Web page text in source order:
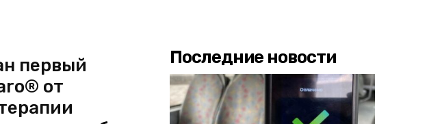
первый
от
Последние новости